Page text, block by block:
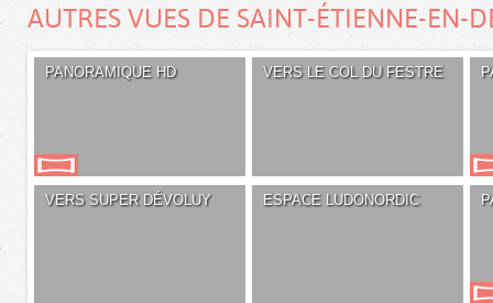
AUTRES VUES DE SAINT-ÉTIENNE-EN-
PANORAMIQUE HD VERS LE COL DU FESTRE
VERS SUPER DÉVOLUY ESPACE LUDONORDIC